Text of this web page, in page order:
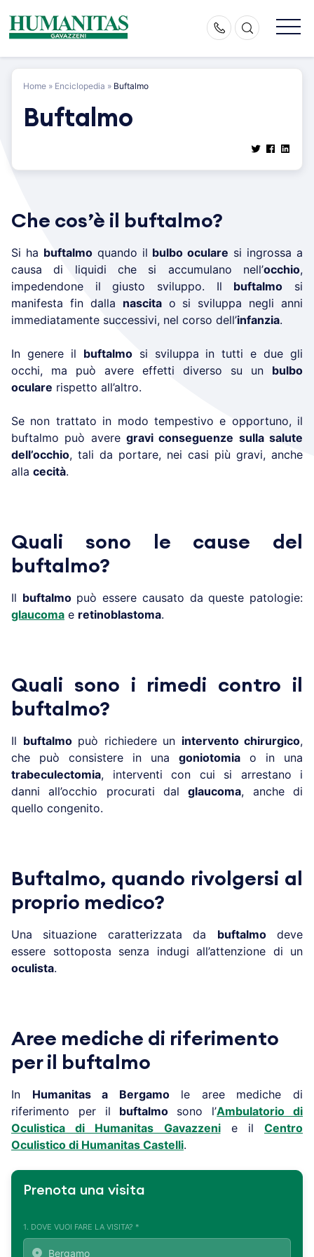
content
Home » Enciclopedia » Buftalmo
Buftalmo
Che cos’è il buftalmo?
Si ha buftalmoquando il bulbo oculare si ingrossa a
causa di liquidi che si accumulano nell’occhio,
impedendone il giusto sviluppo. Il buftalmo si
manifesta fin dalla nascitao si sviluppa negli anni
immediatamente successivi, nel corso dell’infanzia.
In genere il buftalmosi sviluppa in tutti e due gli
occhi, ma può avere effetti diverso su un bulbo
oculare rispetto all’altro.
Se non trattato in modo tempestivo e opportuno, il
buftalmo può avere gravi conseguenze sulla salute
dell’occhio, tali da portare, nei casi più gravi, anche
alla cecità.
Quali sono le cause del
buftalmo?
Il buftalmopuò essere causato da queste patologie:
glaucoma e retinoblastoma.
Quali sono i rimedi contro il
buftalmo?
Il buftalmopuò richiedere un intervento chirurgico,
che può consistere in una goniotomia o in una
trabeculectomia, interventi con cui si arrestano i
danni all’occhio procurati dalglaucoma, anche di
quello congenito.
Buftalmo, quando rivolgersi al
proprio medico?
Una situazione caratterizzata da buftalmodeve
essere sottoposta senza indugi all’attenzione di un
oculista.
Aree mediche di riferimento
per il buftalmo
In Humanitas a Bergamo le aree mediche di
riferimento per il buftalmosono l’Ambulatorio di
Oculistica di Humanitas Gavazzenie il Centro
Oculistico di Humanitas Castelli.
Prenota una visita
1. DOVE VUOI FARE LA VISITA? *